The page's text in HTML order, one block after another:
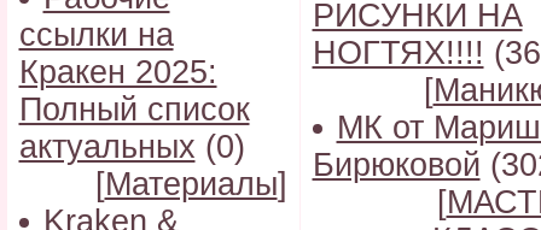
ссылки на
Кракен 2025:
Полный список
актуальных (0)
[Материалы]
Kraken &
РИСУНКИ НА
НОГТЯХ!!!!
[
МК от
Бирюковой
[